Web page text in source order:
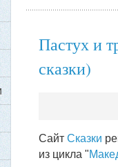
Пастух и
сказки)
Сайт Сказки
из цикла "